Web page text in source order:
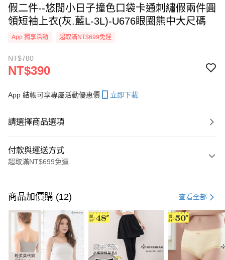
假二件--悠閒小日子撞色口袋卡通刺繡假兩件圓
領短袖上衣(灰.藍L-3L)-U676眼圈熊中大尺碼
App 獨享活動 超取滿NT$699免運
NT$780
NT$390
App 結帳可享專屬活動優惠價 立即下載
請選擇商品選項
付款與運送方式
超取滿NT$699免運
信用卡一次付款
超商取貨付款
LINE Pay
Apple Pay
商品加價購 (12) 查看全部